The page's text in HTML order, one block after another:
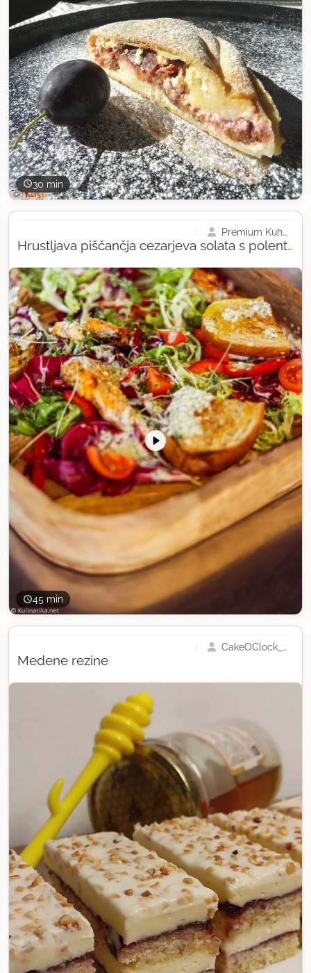
30 min
45 min
Hrustljava piščančja cezarjeva solata s polento
Premium Kuharija
Medene rezine
CakeOClock_Urška